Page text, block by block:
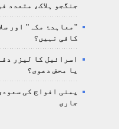
جنگجو ہلاک، متعدد
"معاہدۂ مکہ" اور
کافی نہیں؟
اسرائیل کا لیزر
یا محض دعوی؟
یمنی افواج کی
جاری